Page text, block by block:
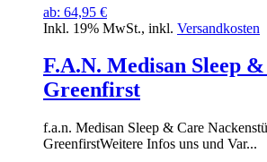
ab: 64,95 €
Inkl. 19% MwSt., inkl. Versandkosten
F.A.N. Medisan Sleep
Greenfirst
f.a.n. Medisan Sleep & Care
GreenfirstWeitere Infos uns und Var...